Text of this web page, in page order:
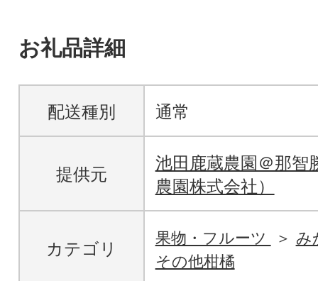
お礼品詳細
配送種別 通常
提供元
池田鹿蔵農園＠那智
農園株式会社）
カテゴリ
果物・フルーツ
み
その他柑橘